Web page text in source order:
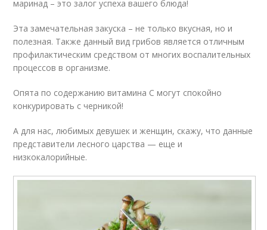
маринад – это залог успеха вашего блюда!
Эта замечательная закуска – не только вкусная, но и
полезная. Также данный вид грибов является отличным
профилактическим средством от многих воспалительных
процессов в организме.
Опята по содержанию витамина C могут спокойно
конкурировать с черникой!
А для нас, любимых девушек и женщин, скажу, что данные
представители лесного царства — еще и
низкокалорийные.